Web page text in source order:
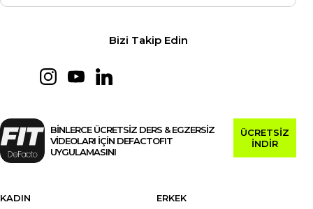
Bizi Takip Edin
BİNLERCE ÜCRETSİZ DERS & EGZERSİZ
VİDEOLARI İÇİN DEFACTOFIT
UYGULAMASINI
ÜCRETSİZ
İNDİR
KADIN
ERKEK